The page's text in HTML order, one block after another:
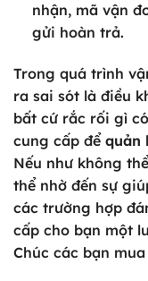
nhận, mã vận
gửi hoàn trả.
Trong quá trình
ra sai sót là điều
bất cứ rắc rối gì
cung cấp để quản
Nếu như không
thể nhờ đến sự
các trường hợp
cấp cho bạn một
Chúc các bạn